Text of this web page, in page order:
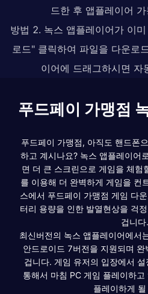
드한 후 앱플레이어
방법 2. 녹스 앱플레이어가 이
로드" 클릭하여 파일을 다운로
이어에 드래그하시면 자
푸드페이 가맹점
푸드페이 가맹점, 아직도 핸드폰
하고 계시나요? 녹스 앱플레이어
면 더 큰 스크린으로 게임을 체험
를 이용해 더 완벽하게 게임을 컨
스에서 푸드페이 가맹점 게임 다
터리 용량을 인한 발열현상을 걱
겁니다.
최신버전의 녹스 앱플레이어에서
안드로이드 7버전을 지원되며
겁니다. 게임 유저의 입장에서
통해서 마침 PC 게임 플레이하
플레이하게